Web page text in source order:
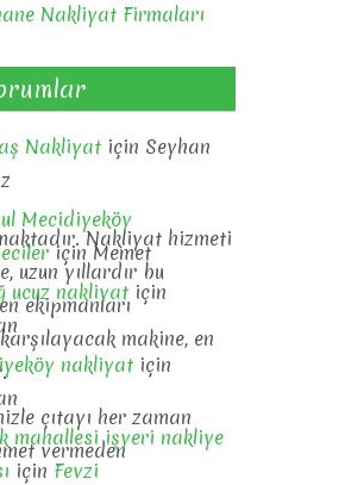
Nakliyat hizmeti
uzun yıllardır bu
ekipmanları
makine, en
çıtayı her zaman
vermeden
Nakliyat Firmaları
Nakliyat için Seyhan
Mecidiyeköy
içinMemet
ucuz nakliyat için
nakliyat için
mahallesi işyeri nakliye
için Fevzi